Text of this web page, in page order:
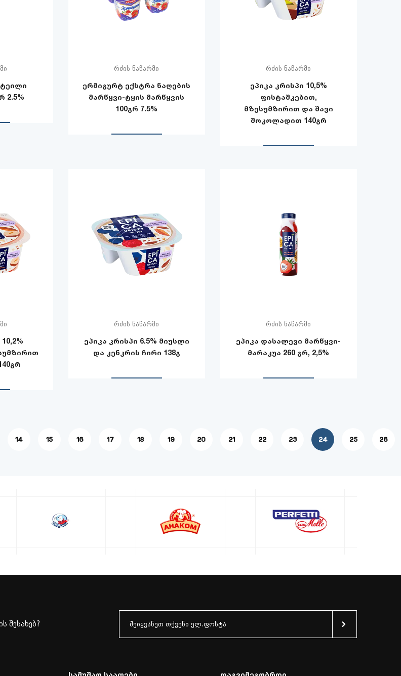
2.5%
რძის ნაწარმი
ერმიგურტ ექსტრა ნაღების
მარწყვი-ტყის მარწყვის
100გრ 7.5%
რძის ნაწარმი
ეპიკა კრისპი 10,5%
ფისტაშკებით,
მზესუმზირით და შავი
შოკოლადით 140გრ
რძის ნაწარმი
ეპიკა კრისპი 6.5% მიუსლი
და კენკრის ჩირი 138გ
რძის ნაწარმი
ეპიკა დასალევი მარწყვი-
მარაკუა 260 გრ, 2,5%
14 15 16 17 18 19 20 21 22 23 24 25 26
შესახებ?
Სამუშაო Საათები Დაგვიმეგობრდი